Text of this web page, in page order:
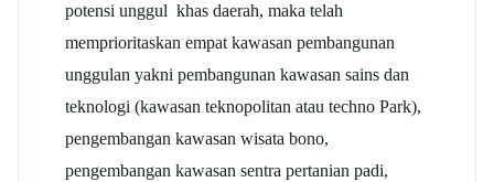
potensi unggul khas daerah, maka telah
memprioritaskan empat kawasan pembangunan
unggulan yakni pembangunan kawasan sains dan
teknologi (kawasan teknopolitan atau techno Park),
pengembangan kawasan wisata bono,
pengembangan kawasan sentra pertanian padi,